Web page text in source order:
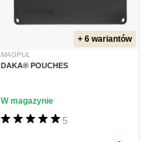
+ 6 wariantów
MAGPUL
DAKA® POUCHES
5
W magazynie